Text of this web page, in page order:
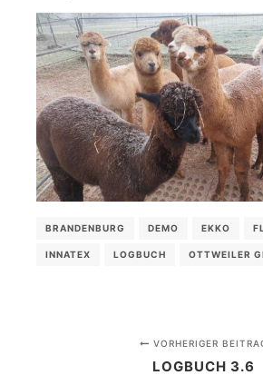
BRANDENBURG DEMO EKKO
INNATEX LOGBUCH OTTWEILER
VORHERIGER
LOGBUCH 3.6